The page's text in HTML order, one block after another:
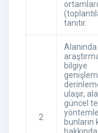
tanıtır.
2
bilgiye
ulaşır,
güncel
bunların